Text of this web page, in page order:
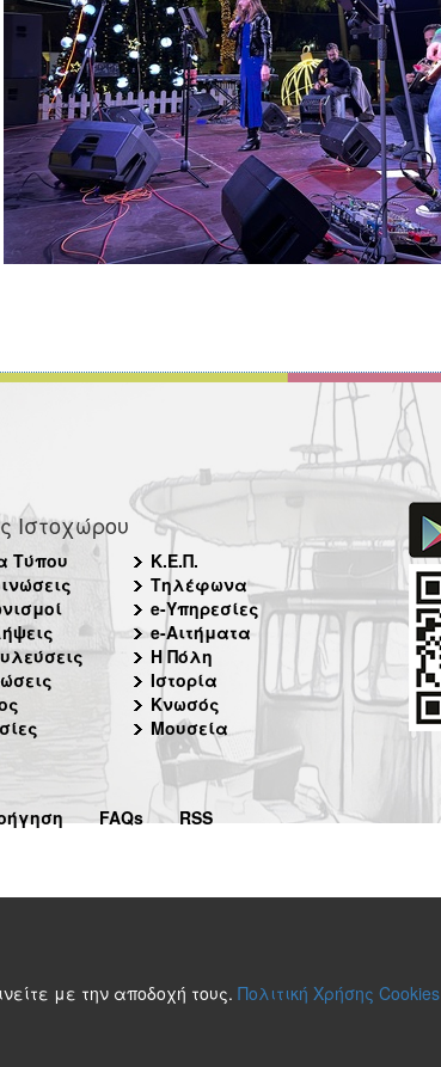
Ιστοχώρου
Τύπου
Κ.Ε.Π.
Τηλέφωνα
e-Υπηρεσίες
e-Αιτήματα
Η Πόλη
Ιστορία
Κνωσός
Μουσεία
FAQs RSS
με την αποδοχή τους. Πολιτική Χρήσης Cookies